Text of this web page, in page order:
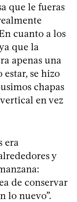
que le fueras
cuanto a los
que la
apenas una
estar, se hizo
chapas
en vez
era
y
de conservar
lo nuevo”.